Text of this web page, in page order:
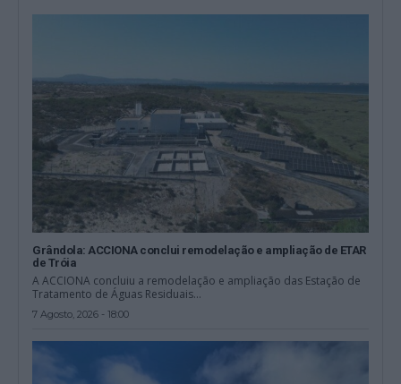
Grândola: ACCIONA conclui remodelação e ampliação de ETAR
de Tróia
A ACCIONA concluiu a remodelação e ampliação das Estação de
Tratamento de Águas Residuais...
7 Agosto, 2026 - 18:00